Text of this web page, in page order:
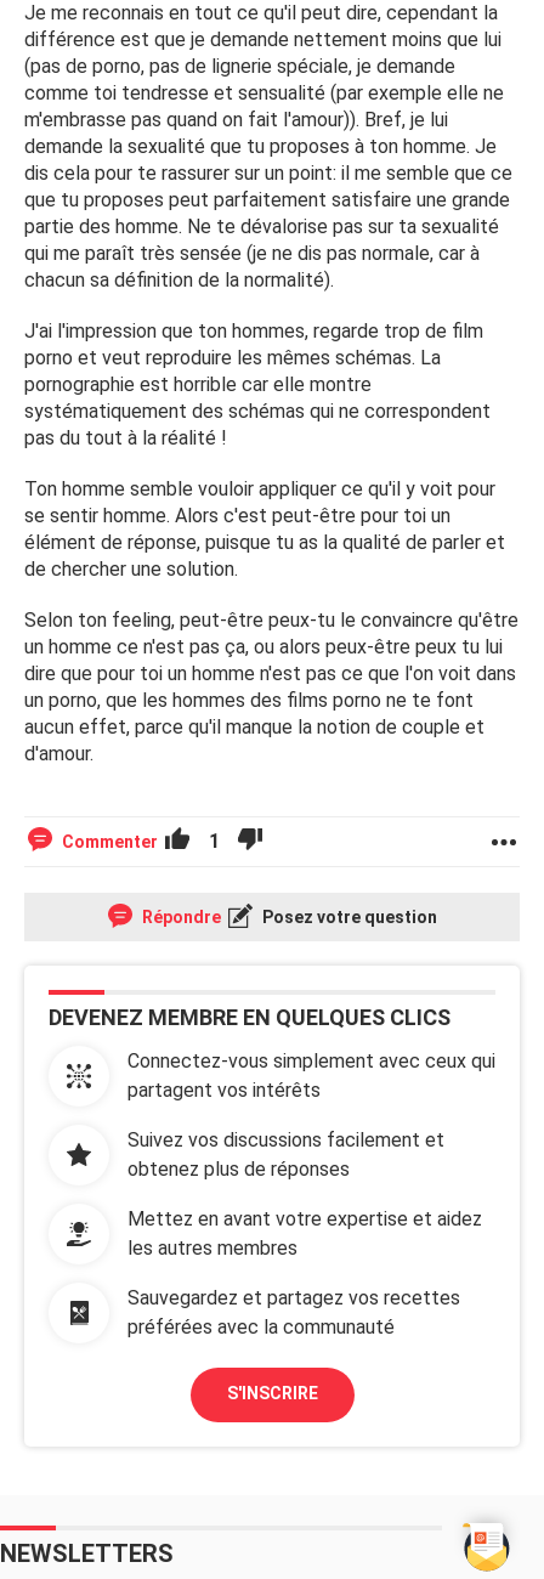
Je me reconnais en tout ce qu'il peut dire, cependant la
différence est que je demande nettement moins que lui
(pas de porno, pas de lignerie spéciale, je demande
comme toi tendresse et sensualité (par exemple elle ne
m'embrasse pas quand on fait l'amour)). Bref, je lui
demande la sexualité que tu proposes à ton homme. Je
dis cela pour te rassurer sur un point: il me semble que ce
que tu proposes peut parfaitement satisfaire une grande
partie des homme. Ne te dévalorise pas sur ta sexualité
qui me paraît très sensée (je ne dis pas normale, car à
chacun sa définition de la normalité).
J'ai l'impression que ton hommes, regarde trop de film
porno et veut reproduire les mêmes schémas. La
pornographie est horrible car elle montre
systématiquement des schémas qui ne correspondent
pas du tout à la réalité !
Ton homme semble vouloir appliquer ce qu'il y voit pour
se sentir homme. Alors c'est peut-être pour toi un
élément de réponse, puisque tu as la qualité de parler et
de chercher une solution.
Selon ton feeling, peut-être peux-tu le convaincre qu'être
un homme ce n'est pas ça, ou alors peux-être peux tu lui
dire que pour toi un homme n'est pas ce que l'on voit dans
un porno, que les hommes des films porno ne te font
aucun effet, parce qu'il manque la notion de couple et
d'amour.
Commenter 1
Répondre Posez votre question
DEVENEZ MEMBRE EN QUELQUES CLICS
Connectez-vous simplement avec ceux qui
partagent vos intérêts
Suivez vos discussions facilement et
obtenez plus de réponses
Mettez en avant votre expertise et aidez
les autres membres
Sauvegardez et partagez vos recettes
préférées avec la communauté
S'INSCRIRE
NEWSLETTERS